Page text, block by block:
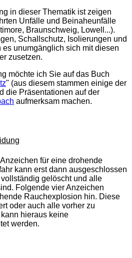
in dieser Thematik ist zeigen
Unfälle und Beinaheunfälle
Braunschweig, Lowell...).
Schallschutz, Isolierungen und
unumgänglich sich mit diesen
zusetzen.
möchte ich Sie auf das Buch
" (aus diesem stammen einige der
die Präsentationen auf der
aufmerksam machen.
für eine drohende
kann erst dann ausgeschlossen
gelöscht und alle
Folgende vier Anzeichen
Rauchexplosion hin. Diese
oder auch alle vorher zu
hieraus keine
werden.